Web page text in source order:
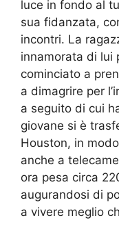
luce in fondo al
sua fidanzata,
incontri. La
innamorata di lui
cominciato a
a dimagrire per
a seguito di cui
giovane si è
Houston, in
anche a
ora pesa circa
augurandosi di
a vivere meglio